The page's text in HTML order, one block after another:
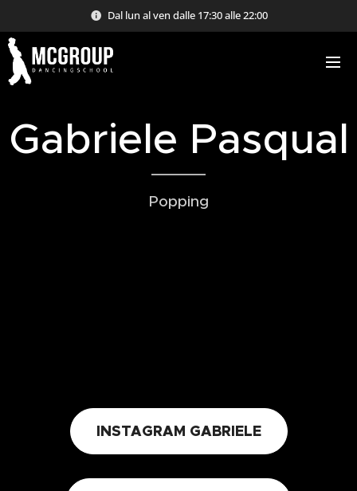
Dal lun al ven dalle 17:30 alle 22:00
Gabriele Pasqual
Popping
INSTAGRAM GABRIELE